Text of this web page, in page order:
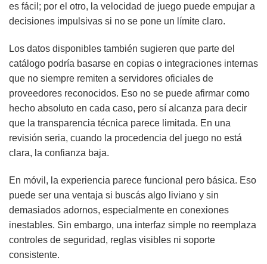
es fácil; por el otro, la velocidad de juego puede empujar a
decisiones impulsivas si no se pone un límite claro.
Los datos disponibles también sugieren que parte del
catálogo podría basarse en copias o integraciones internas
que no siempre remiten a servidores oficiales de
proveedores reconocidos. Eso no se puede afirmar como
hecho absoluto en cada caso, pero sí alcanza para decir
que la transparencia técnica parece limitada. En una
revisión seria, cuando la procedencia del juego no está
clara, la confianza baja.
En móvil, la experiencia parece funcional pero básica. Eso
puede ser una ventaja si buscás algo liviano y sin
demasiados adornos, especialmente en conexiones
inestables. Sin embargo, una interfaz simple no reemplaza
controles de seguridad, reglas visibles ni soporte
consistente.